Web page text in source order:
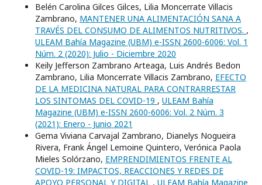
Belén Carolina Gilces Gilces, Lilia Moncerrate Villacis
Zambrano, MANTENER UNA ALIMENTACIÓN SANA A
TRAVÉS DEL CONSUMO DE ALIMENTOS NUTRITIVOS. ,
ULEAM Bahía Magazine (UBM) e-ISSN 2600-6006: Vol. 1
Núm. 2 (2020): Julio - Diciembre 2020
Keily Jefferson Zambrano Arteaga, Luis Andrés Bedon
Zambrano, Lilia Moncerrate Villacis Zambrano, EFECTO
DE LA MEDICINA NATURAL PARA CONTRARRESTAR
LOS SINTOMAS DEL COVID-19 , ULEAM Bahía
Magazine (UBM) e-ISSN 2600-6006: Vol. 2 Núm. 3
(2021): Enero - Junio 2021
Gema Viviana Carvajal Zambrano, Dianelys Nogueira
Rivera, Frank Ángel Lemoine Quintero, Verónica Paola
Mieles Solórzano, EMPRENDIMIENTOS FRENTE AL
COVID-19: IMPACTOS, REACCIONES Y REDES DE
APOYO PERSONAL Y DIGITAL , ULEAM Bahía Magazine